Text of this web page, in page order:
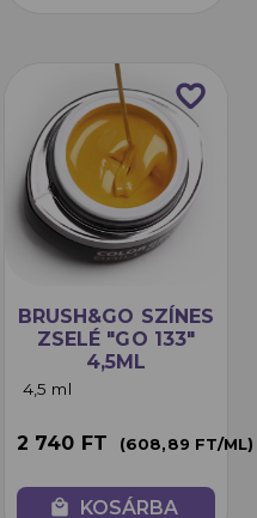
favorite_border
BRUSH&GO SZÍNES
ZSELÉ "GO 133"
4,5ML
4,5 ml
2 740 FT (608,89 FT/ML)
local_mall KOSÁRBA